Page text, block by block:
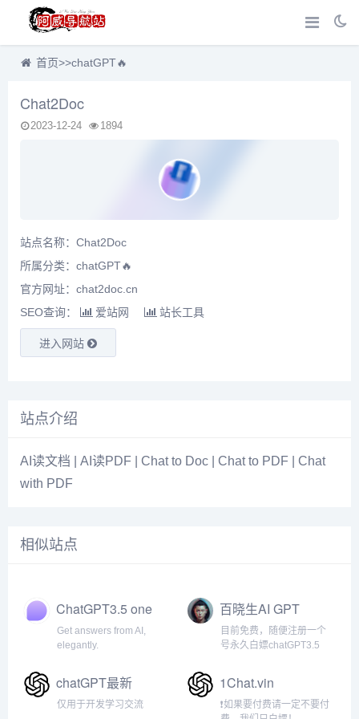
首页>>chatGPT🔥
Chat2Doc
2023-12-24 1894
站点名称：Chat2Doc
所属分类： chatGPT🔥
官方网址：chat2doc.cn
SEO查询：
爱站网 站长工具
进入网站
站点介绍
AI读文档 | AI读PDF | Chat to Doc | Chat to PDF | Chat
with PDF
相似站点
ChatGPT3.5 one
Get answers from AI,
elegantly.
百晓生AI GPT
目前免费，随便注册一个
号永久白嫖chatGPT3.5
chatGPT最新
仅用于开发学习交流
1Chat.vin
❗如果要付费请一定不要付